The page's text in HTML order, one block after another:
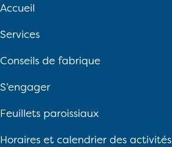
Accueil
Services
Conseils de fabrique
S’engager
Feuillets paroissiaux
Horaires et calendrier des activités